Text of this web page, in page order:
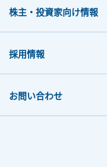
株主・投資家向け情報
採用情報
お問い合わせ